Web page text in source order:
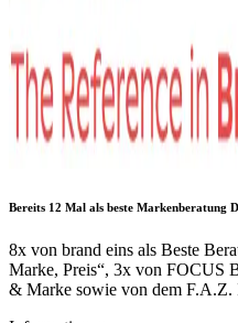
Bereits 12 Mal als beste Markenberatung
8x von brand eins als Beste
Marke, Preis“, 3x von FOCUS
& Marke sowie von dem F.A.Z.